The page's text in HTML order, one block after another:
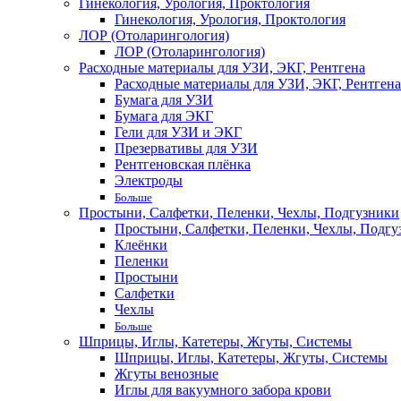
Гинекология, Урология, Проктология
Гинекология, Урология, Проктология
ЛОР (Отоларингология)
ЛОР (Отоларингология)
Расходные материалы для УЗИ, ЭКГ, Рентгена
Расходные материалы для УЗИ, ЭКГ, Рентгена
Бумага для УЗИ
Бумага для ЭКГ
Гели для УЗИ и ЭКГ
Презервативы для УЗИ
Рентгеновская плёнка
Электроды
Больше
Простыни, Салфетки, Пеленки, Чехлы, Подгузники
Простыни, Салфетки, Пеленки, Чехлы,
Клеёнки
Пеленки
Простыни
Салфетки
Чехлы
Больше
Шприцы, Иглы, Катетеры, Жгуты, Системы
Шприцы, Иглы, Катетеры, Жгуты, Системы
Жгуты венозные
Иглы для вакуумного забора крови